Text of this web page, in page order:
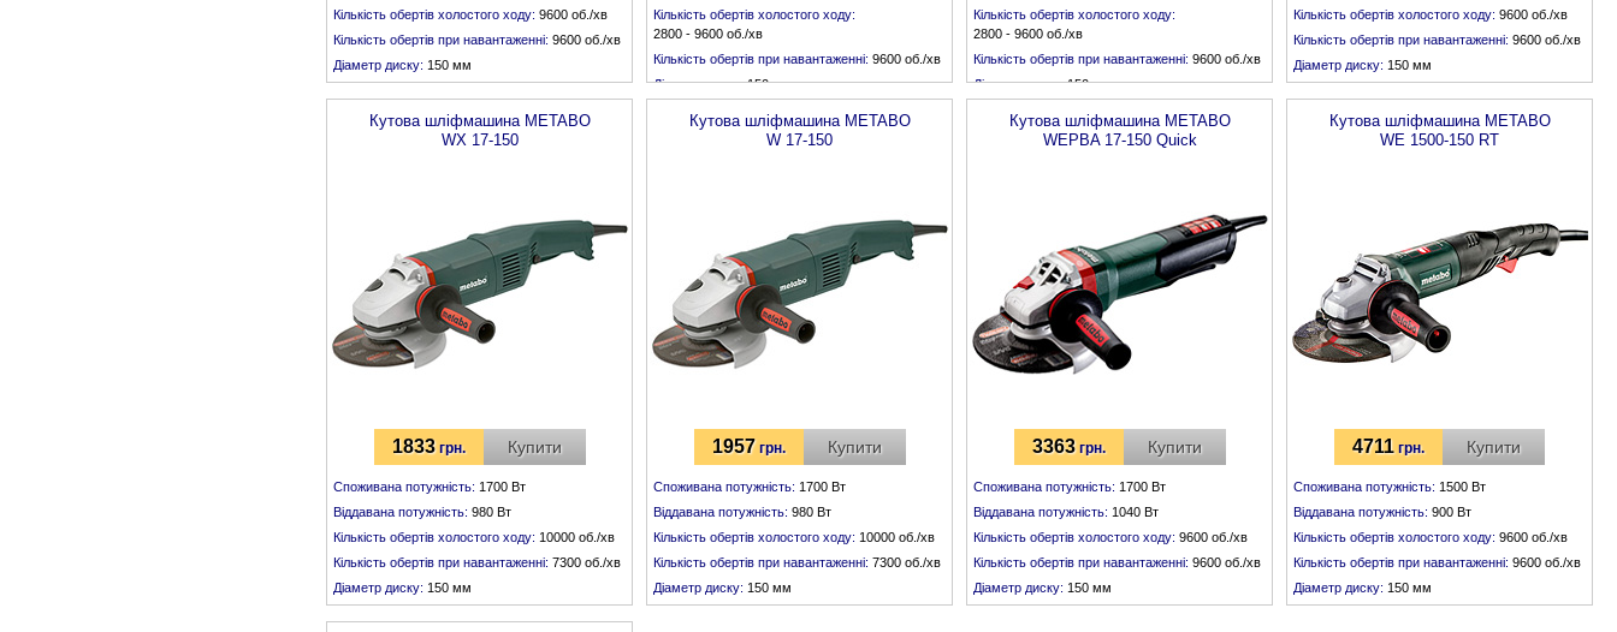
Кількість обертів холостого ходу: 9600 об./хв
Кількість обертів при навантаженні: 9600 об./хв
Діаметр диску: 150 мм
Кількість обертів холостого ходу:
2800 - 9600 об./хв
Кількість обертів при навантаженні: 9600 об./хв
Діаметр диску: 150 мм
Кількість обертів холостого ходу:
2800 - 9600 об./хв
Кількість обертів при навантаженні: 9600 об./хв
Діаметр диску: 150 мм
Кількість обертів холостого ходу: 9600 об./хв
Кількість обертів при навантаженні: 9600 об./хв
Діаметр диску: 150 мм
Кутова шліфмашина METABO
WX 17-150
1833грн. Купити
Споживана потужність: 1700 Вт
Віддавана потужність: 980 Вт
Кількість обертів холостого ходу: 10000 об./хв
Кількість обертів при навантаженні: 7300 об./хв
Діаметр диску: 150 мм
Кутова шліфмашина METABO
W 17-150
1957грн. Купити
Споживана потужність: 1700 Вт
Віддавана потужність: 980 Вт
Кількість обертів холостого ходу: 10000 об./хв
Кількість обертів при навантаженні: 7300 об./хв
Діаметр диску: 150 мм
Кутова шліфмашина METABO
WEPBA 17-150 Quick
3363грн. Купити
Споживана потужність: 1700 Вт
Віддавана потужність: 1040 Вт
Кількість обертів холостого ходу: 9600 об./хв
Кількість обертів при навантаженні: 9600 об./хв
Діаметр диску: 150 мм
Кутова шліфмашина METABO
WE 1500-150 RT
4711грн. Купити
Споживана потужність: 1500 Вт
Віддавана потужність: 900 Вт
Кількість обертів холостого ходу: 9600 об./хв
Кількість обертів при навантаженні: 9600 об./хв
Діаметр диску: 150 мм